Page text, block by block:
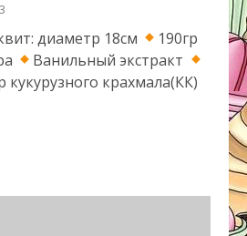
диаметр 18см
190гр
Ванильный экстракт
кукурузного крахмала(КК)